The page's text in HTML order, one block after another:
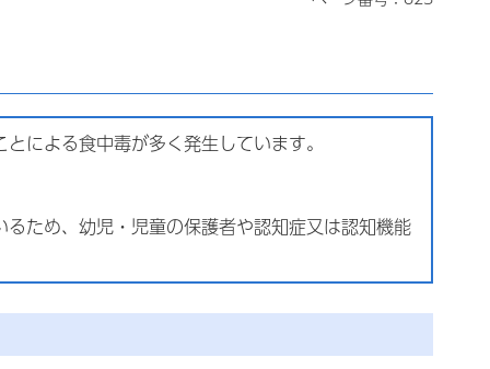
による食中毒が多く発生しています。
ため、幼児・児童の保護者や認知症又は認知機能